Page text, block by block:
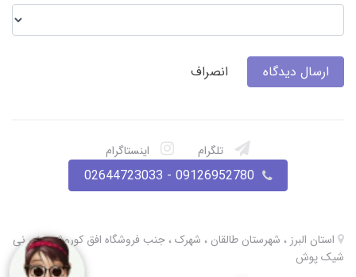
ارسال دیدگاه انصراف
تلگرام اینستاگرام
09126952780 - 02644723033
استان البرز ، شهرستان طالقان ، شهرک ، جنب فروشگاه افق کوروش ، نی نی
شیک پوش